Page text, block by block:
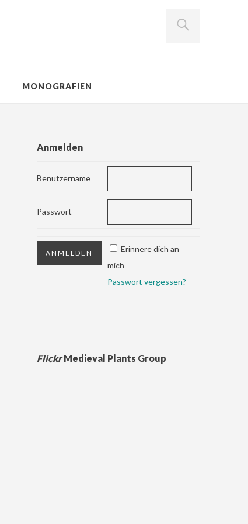
MONOGRAFIEN
Anmelden
Benutzername
Passwort
Erinnere dich an
mich
Passwort vergessen?
FlickrMedieval Plants Group